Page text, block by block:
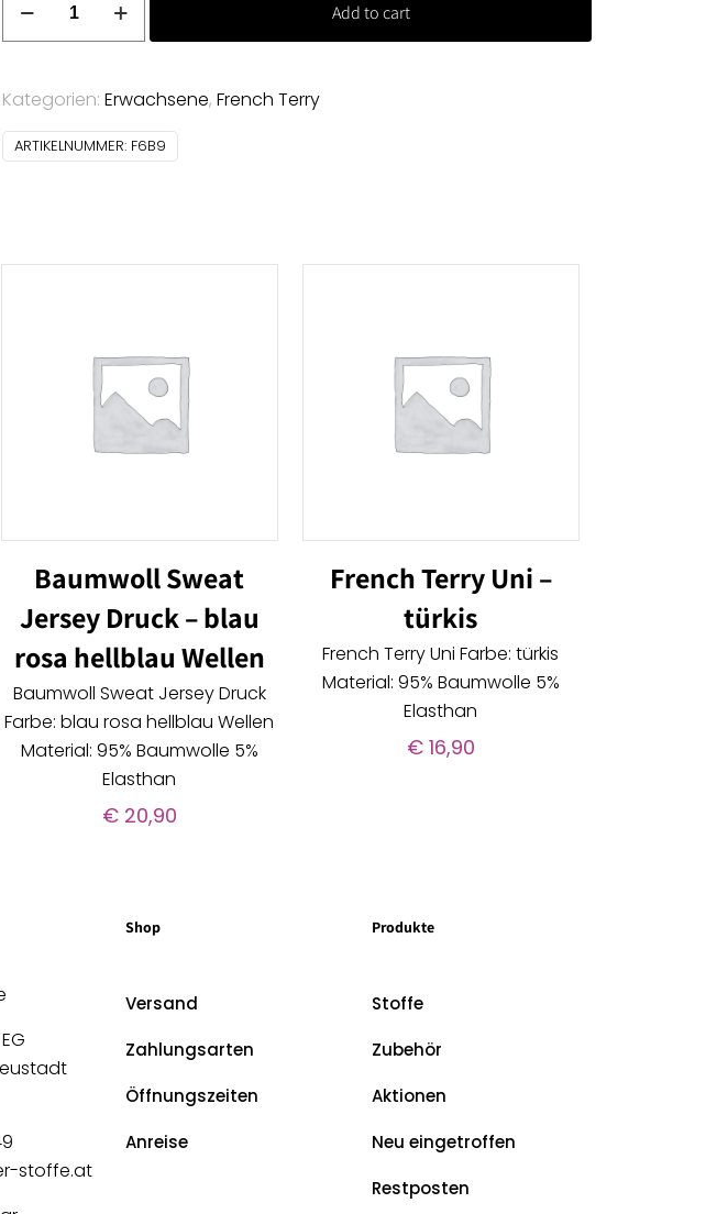
schwarz
Menge
Add to cart
Kategorien: Erwachsene, French Terry
ARTIKELNUMMER: F6B9
Baumwoll Sweat
Jersey Druck – blau
rosa hellblau Wellen
Baumwoll Sweat Jersey Druck
Farbe: blau rosa hellblau Wellen
Material: 95% Baumwolle 5%
Elasthan
€20,90
French Terry Uni –
türkis
French Terry Uni Farbe: türkis
Material: 95% Baumwolle 5%
Elasthan
€16,90
stoffe.at
Shop
Versand
Zahlungsarten
Öffnungszeiten
Anreise
Produkte
Stoffe
Zubehör
Aktionen
Neu eingetroffen
Restposten